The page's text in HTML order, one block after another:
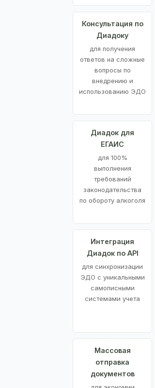
Консультация по
Диадоку
для получения
ответов на сложные
вопросы по
внедрению и
использованию ЭДО
Диадок для
ЕГАИС
для 100%
выполнения
требований
законодательства
по обороту алкоголя
Интеграция
Диадок по API
для синхронизации
ЭДО с уникальными
самописными
системами учета
Массовая
отправка
документов